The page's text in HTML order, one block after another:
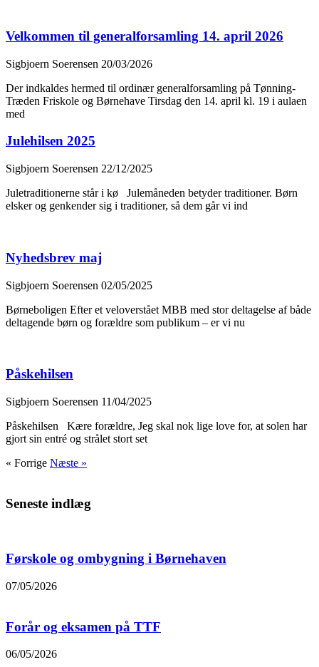
Velkommen til generalforsamling 14. april 2026
Sigbjoern Soerensen 20/03/2026
Der indkaldes hermed til ordinær generalforsamling på Tønning-
Træden Friskole og Børnehave Tirsdag den 14. april kl. 19 i aulaen
med
Julehilsen 2025
Sigbjoern Soerensen 22/12/2025
Juletraditionerne står i kø Julemåneden betyder traditioner. Børn
elsker og genkender sig i traditioner, så dem går vi ind
Nyhedsbrev maj
Sigbjoern Soerensen 02/05/2025
Børneboligen Efter et veloverstået MBB med stor deltagelse af både
deltagende børn og forældre som publikum – er vi nu
Påskehilsen
Sigbjoern Soerensen 11/04/2025
Påskehilsen Kære forældre, Jeg skal nok lige love for, at solen har
gjort sin entré og strålet stort set
« Forrige Næste »
Seneste indlæg
Førskole og ombygning i Børnehaven
07/05/2026
Forår og eksamen på TTF
06/05/2026